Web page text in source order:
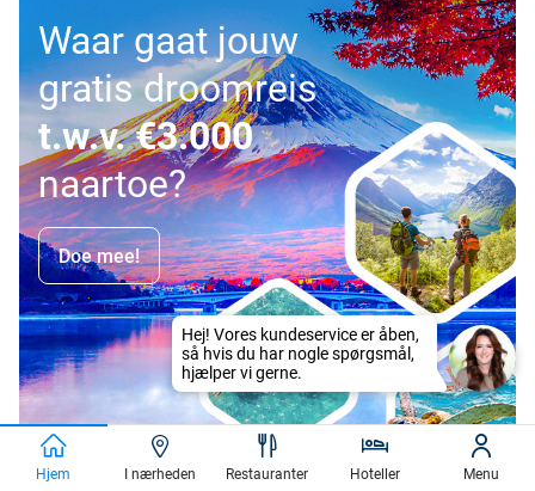
Waar gaat jouw
gratis droomreis
t.w.v. €3.000
naartoe?
Doe mee!
Hjem I nærheden Restauranter Hoteller Menu